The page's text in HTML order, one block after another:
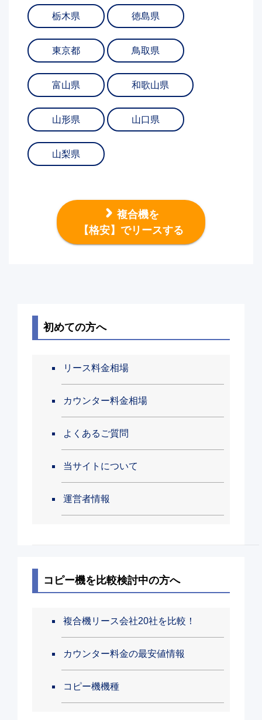
栃木県 徳島県
東京都 鳥取県
富山県 和歌山県
山形県 山口県
山梨県
複合機を
【格安】でリースする
初めての方へ
リース料金相場
カウンター料金相場
よくあるご質問
当サイトについて
運営者情報
コピー機を比較検討中の方へ
複合機リース会社20社を比較！
カウンター料金の最安値情報
コピー機機種